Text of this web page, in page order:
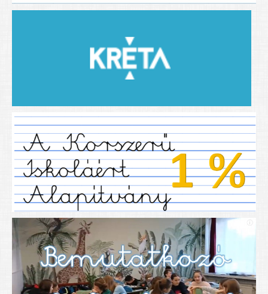
2016/2017 tanév
2018/2019 tanév
2019/2020-as tanév
Pályázataink
SIHU
EFOP 325
TÁMOP
TIOP
Határtalanul
Névadónk
UNESCO Társult Iskola